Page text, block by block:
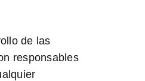
de las
responsables